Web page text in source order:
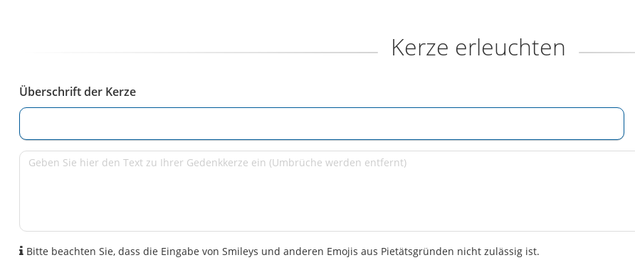
Kerze erleuchten
Überschrift der Kerze
Bitte beachten Sie, dass die Eingabe von Smileys und anderen Emojis aus Pietätsgründen nicht zulässig ist.